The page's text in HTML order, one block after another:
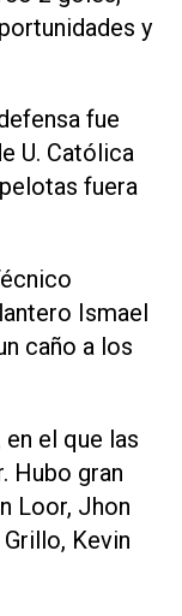
y
fue
U. Católica
fuera
Ismael
caño a los
el que las
Hubo gran
Loor, Jhon
Kevin